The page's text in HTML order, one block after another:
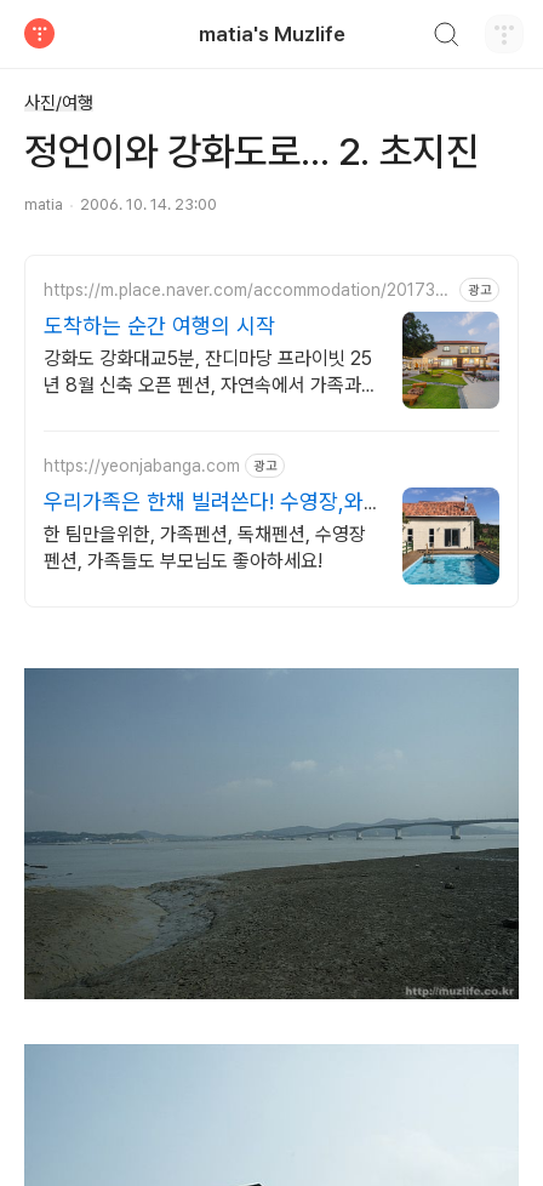
matia's Muzlife
사진/여행
정언이와 강화도로... 2. 초지진
matia 2006. 10. 14. 23:00
https://m.place.naver.com/accommodation/201733
광고
도착하는 순간 여행의 시작
강화도 강화대교5분, 잔디마당 프라이빗 25
년 8월 신축 오픈 펜션, 자연속에서 가족과
https://yeonjabanga.com 광고
우리가족은 한채 빌려쓴다! 수영장,와
이파이,노래방 완비
한 팀만을위한, 가족펜션, 독채펜션, 수영장
펜션, 가족들도 부모님도 좋아하세요!